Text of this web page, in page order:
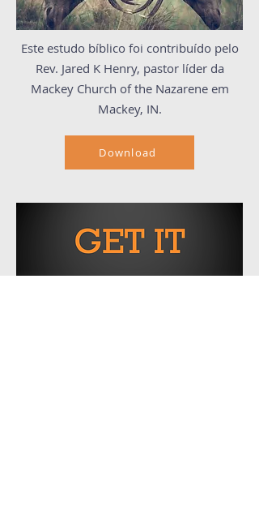
Este estudo bíblico foi contribuído pelo
Rev. Jared K Henry, pastor líder da
Mackey Church of the Nazarene em
Mackey, IN.
Download